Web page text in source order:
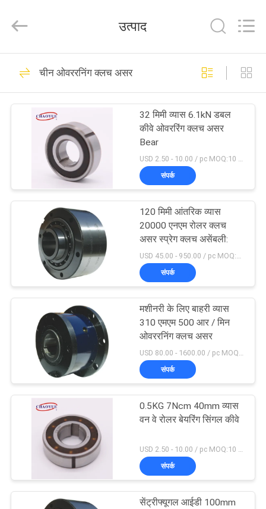
उत्पादों
कारखाना
नियंत्रण
समाचार
एक
उद्धरण
Clutch
Rights
वन वे ओवररनिंग क्लच
35
ओवररनिंग क्लच असर
19
स्प्रैग ओवररनिंग क्लच
वन वे रोलर क्लच
18
उत्पाद
चीन ओवररनिंग क्लच असर
32 मिमी व्यास 6.1kN डबल
कीवे ओवररिंग क्लच असर
Bear
USD 2.50 - 10.00 / pc MOQ:10 पीसी
संपर्क
120 मिमी आंतरिक व्यास
20000 एनएम रोलर क्लच
असर स्प्रेग क्लच असेंबली:
संपर्क
मशीनरी के लिए बाहरी व्यास
310 एमएम 500 आर / मिन
ओवररनिंग क्लच असर
संपर्क
0.5KG 7Ncm 40mm व्यास
वन वे रोलर बेयरिंग सिंगल कीवे
USD 2.50 - 10.00 / pc MOQ:10 पीसी
संपर्क
सेंट्रीफ्यूगल आईडी 100mm